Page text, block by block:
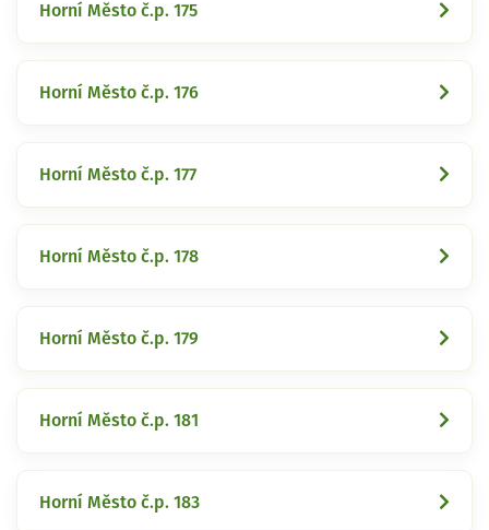
Horní Město č.p. 175
Horní Město č.p. 176
Horní Město č.p. 177
Horní Město č.p. 178
Horní Město č.p. 179
Horní Město č.p. 181
Horní Město č.p. 183